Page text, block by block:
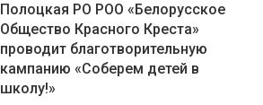
Полоцкая РО РОО «Белорусское
Общество Красного Креста»
проводит благотворительную
кампанию «Соберем детей в
школу!»